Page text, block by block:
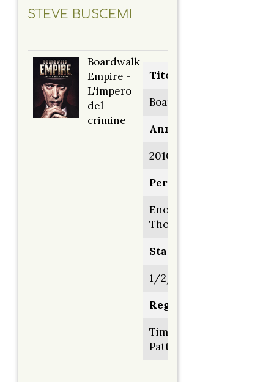
STEVE BUSCEMI
Boardwalk
Empire -
L'impero
del
crimine
Titolo originale:
Boardwalk Empire
Anno:
2010>2014
Personaggio:
Enoch 'Nucky'
Thompson
Stagione.Episodio:
1/2/3/4/5
Regia di:
Timothy Van
Patten/vari